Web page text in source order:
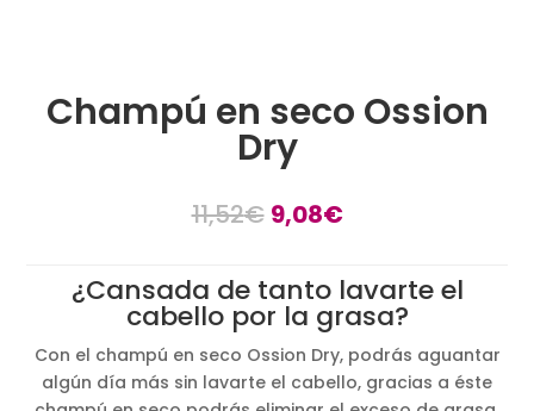
Champú en seco Ossion
Dry
11,52€ El
era:
11,52€.
9,08€El
es:
9,08€.
¿Cansada de tanto lavarte el
cabello por la grasa?
Con el champú en seco Ossion Dry, podrás aguantar
algún día más sin lavarte el cabello, gracias a éste